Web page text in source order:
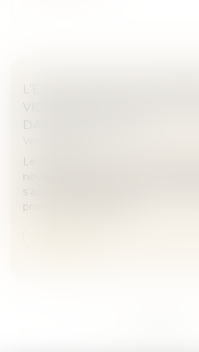
L’ÉVOLUTION DE LA PRISE
VICTIMES D’ACTES DE
DALLOZ ACTUALITÉ
Le terrorisme en France ne date
novembre 2015, mais tous les
s’accordent à dire qu’il y a eu un
prise en charge amélio...